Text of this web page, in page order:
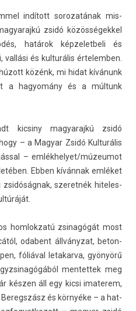
indított sorozatának mis­
zsidó közös­ségek­kel
határok kép­zelet­beli és
és kul­turális értelemb­en.
közénk, mi hidat kívánunk
a hagyomány és a múltunk
kic­siny magyarajkú zsidó
– a Magyar Zsidó Kul­turális
– em­lék­helyet/múzeumot
Ebben kívánnak emléket
szeret­nék hiteles­
hom­lokzatú zsinagógát most
odabent állványzat, bet­on­
fóliával letakar­va, gyönyörű
men­tettek meg
készen áll egy kicsi im­aterem,
és környéke – a hat­